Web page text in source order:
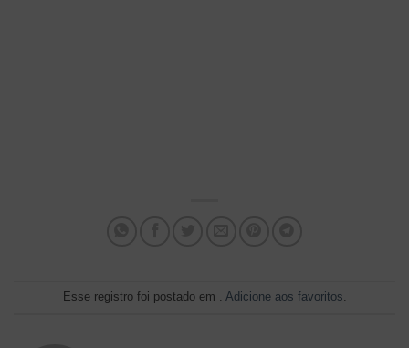
Esse registro foi postado em . Adicione aos favoritos